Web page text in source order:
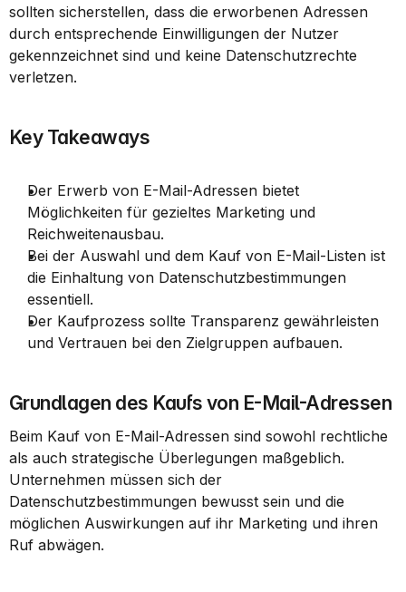
sollten sicherstellen, dass die erworbenen Adressen
durch entsprechende Einwilligungen der Nutzer
gekennzeichnet sind und keine Datenschutzrechte
verletzen.
Key Takeaways
Der Erwerb von E-Mail-Adressen bietet
Möglichkeiten für gezieltes Marketing und
Reichweitenausbau.
Bei der Auswahl und dem Kauf von E-Mail-Listen ist
die Einhaltung von Datenschutzbestimmungen
essentiell.
Der Kaufprozess sollte Transparenz gewährleisten
und Vertrauen bei den Zielgruppen aufbauen.
Grundlagen des Kaufs von E-Mail-Adressen
Beim Kauf von E-Mail-Adressen sind sowohl rechtliche
als auch strategische Überlegungen maßgeblich.
Unternehmen müssen sich der
Datenschutzbestimmungen bewusst sein und die
möglichen Auswirkungen auf ihr Marketing und ihren
Ruf abwägen.